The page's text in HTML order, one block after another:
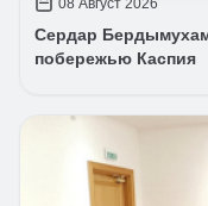
08 Август 2026
Сердар
побережью Каспия